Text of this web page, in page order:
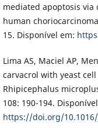
mediated apoptosis
human
15. Disponível em:
Lima AS, Maciel AP,
carvacrol with yeast
Rhipicephalus
108: 190-194.
https://doi.org/